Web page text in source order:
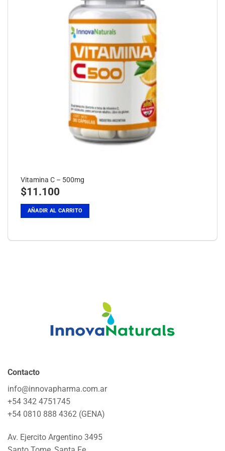
Vitamina C – 500mg
$11.100
AÑADIR AL CARRITO
Contacto
info@innovapharma.com.ar
+54 342 4751745
+54 0810 888 4362 (GENA)
Av. Ejercito Argentino 3495